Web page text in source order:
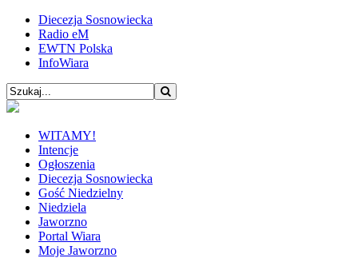
Diecezja Sosnowiecka
Radio eM
EWTN Polska
InfoWiara
WITAMY!
Intencje
Ogłoszenia
Diecezja Sosnowiecka
Gość Niedzielny
Niedziela
Jaworzno
Portal Wiara
Moje Jaworzno